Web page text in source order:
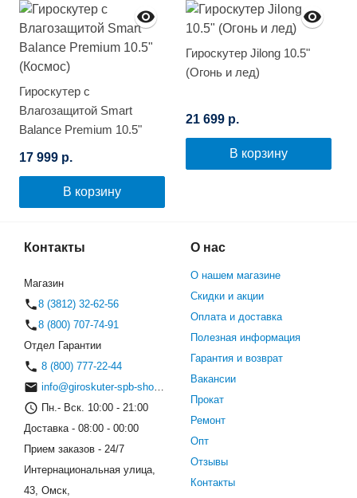
Гироскутер с
Влагозащитой Smart
Balance Premium 10.5"
(Космос)
17 999 р.
В корзину
Гироскутер Jilong 10.5"
(Огонь и лед)
21 699 р.
В корзину
Контакты
Магазин
8 (3812) 32-62-56
8 (800) 707-74-91
Отдел Гарантии
8 (800) 777-22-44
info@giroskuter-spb-shop.ru
Пн.- Вск. 10:00 - 21:00
Доставка - 08:00 - 00:00
Прием заказов - 24/7
Интернациональная улица,
43, Омск,
О нас
О нашем магазине
Скидки и акции
Оплата и доставка
Полезная информация
Гарантия и возврат
Вакансии
Прокат
Ремонт
Опт
Отзывы
Контакты